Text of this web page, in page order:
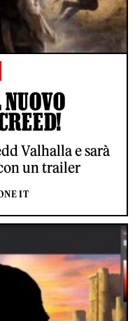
Valhalla e sarà
un trailer
IT